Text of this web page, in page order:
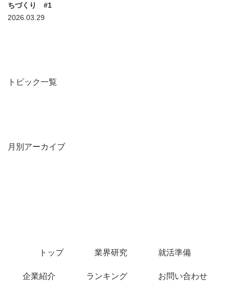
ちづくり #1
2026.03.29
トピック一覧
月別アーカイブ
トップ 業界研究 就活準備
企業紹介 ランキング お問い合わせ